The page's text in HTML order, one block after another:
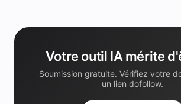
Votre outil IA mérite
Soumission gratuite. Vérifiez votre
un lien dofollow.